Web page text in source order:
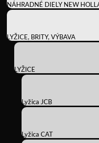
NÁHRADNÉ DIELY NEW
LYŽICE, BRITY, VÝBAVA
LYŽICE
Lyžica JCB
Lyžica CAT